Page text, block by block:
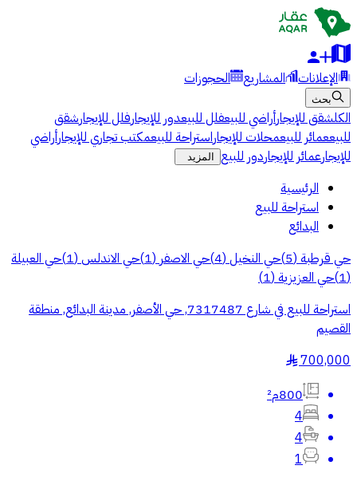
الإعلانات المشاريع الحجوزات
بحث
الكلشقق للإيجارأراضي للبيعفلل للبيعدور للإيجارفلل للإيجارشقق
للبيععمائر للبيعمحلات للإيجاراستراحة للبيعمكتب تجاري للإيجارأراضي
للإيجارعمائر للإيجاردور للبيع المزيد
الرئيسية
استراحة للبيع
البدائع
حي قرطبة(
5
)حي النخيل(
4
)حي الاصفر (
1
)حي الاندلس(
1
)حي العبيلة
(
1
)حي العزيزية(
1
)
استراحة للبيع في شارع 7317487, حي الأصفر, مدينة البدائع, منطقة
القصيم
700,000
§
800م²
4
4
1